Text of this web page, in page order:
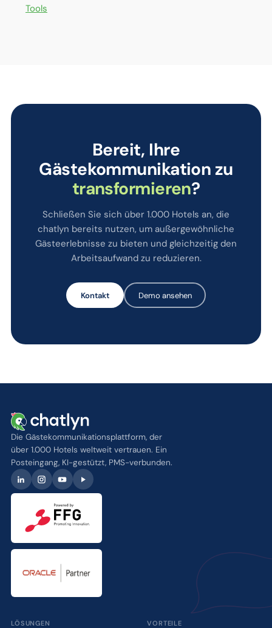
Tools
Bereit, Ihre
Gästekommunikation zu
transformieren?
Schließen Sie sich über 1.000 Hotels an, die
chatlyn bereits nutzen, um außergewöhnliche
Gästeerlebnisse zu bieten und gleichzeitig den
Arbeitsaufwand zu reduzieren.
Kontakt Demo ansehen
Die Gästekommunikationsplattform, der
über 1.000 Hotels weltweit vertrauen. Ein
Posteingang, KI-gestützt, PMS-verbunden.
LÖSUNGEN VORTEILE